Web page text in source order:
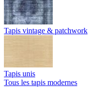
Tapis vintage & patchwork
Tapis unis
Tous les tapis modernes